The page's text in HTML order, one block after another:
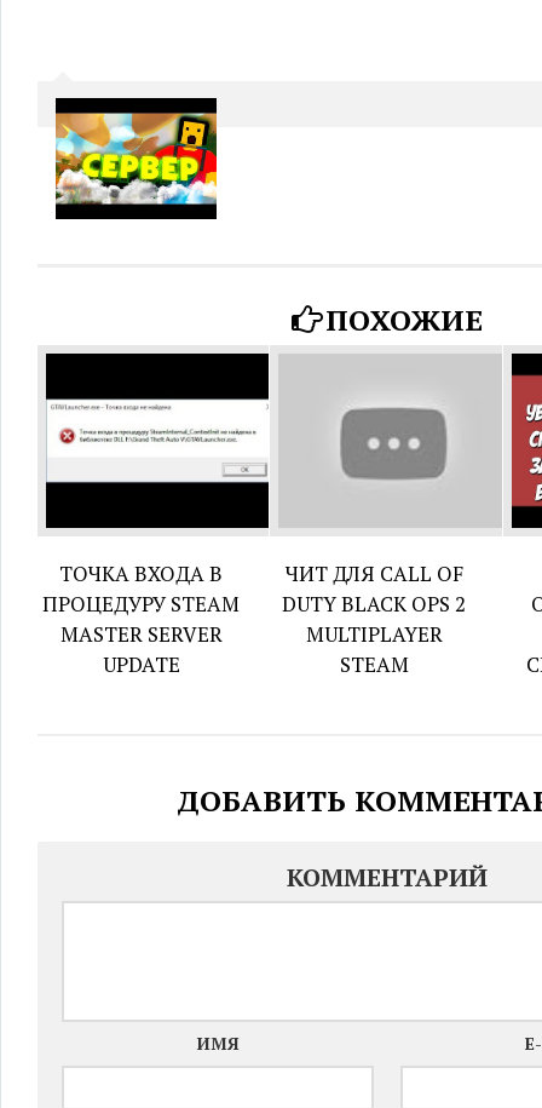
ПОХОЖИЕ
ТОЧКА ВХОДА В
ПРОЦЕДУРУ STEAM
MASTER SERVER
UPDATE
ЧИТ ДЛЯ CALL OF
DUTY BLACK OPS 2
MULTIPLAYER
STEAM
ДОБАВИТЬ
КОММЕНТАРИЙ
ИМЯ